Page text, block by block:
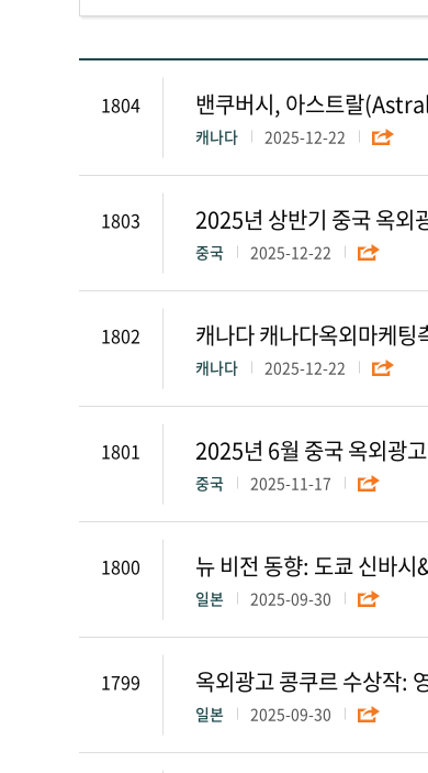
1804 밴쿠버시, 아스트랄
캐나다 2025-12-22
1803 2025년 상반기 중국 옥외
중국 2025-12-22
1802 캐나다 캐나다옥외마케
캐나다 2025-12-22
1801 2025년 6월 중국 옥외광
중국 2025-11-17
1800 뉴 비전 동향: 도쿄 신바
일본 2025-09-30
1799 옥외광고 콩쿠르 수상작:
일본 2025-09-30